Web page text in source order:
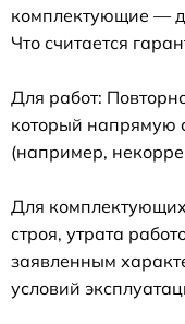
комплектующие —
Что считается
Для работ:
который напрямую
(например,
Для
строя, утрата
заявленным
условий